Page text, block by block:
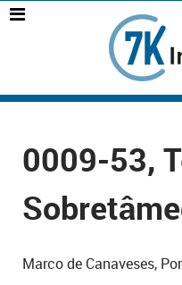
0009-53,
Marco de Canaveses,